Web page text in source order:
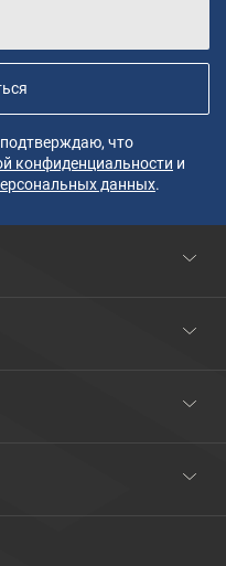
что
конфиденциальности и
данных.